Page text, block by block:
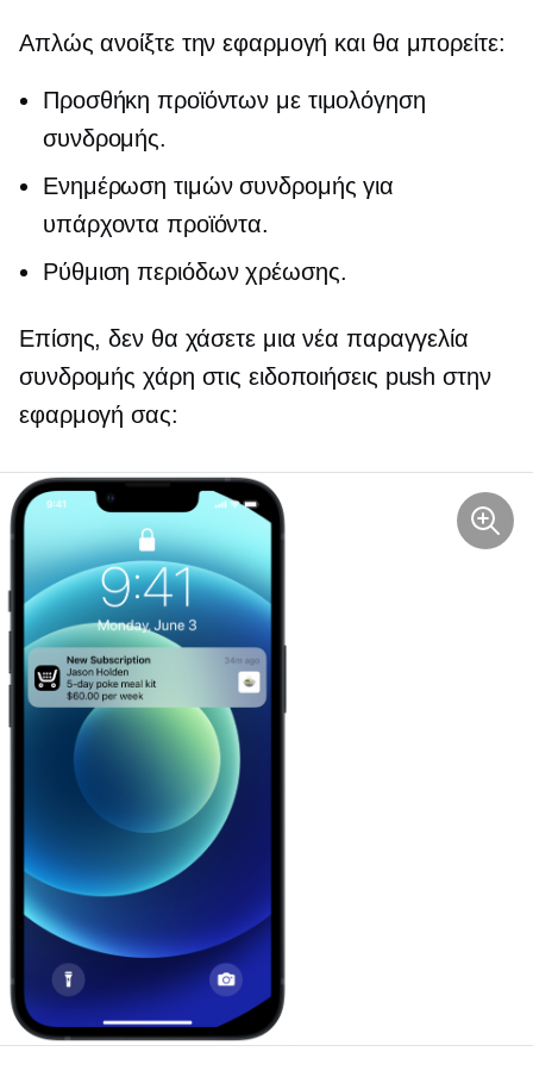
Απλώς ανοίξτε την εφαρμογή και θα μπορείτε:
Προσθήκη προϊόντων με τιμολόγηση
συνδρομής.
Ενημέρωση τιμών συνδρομής για
υπάρχοντα προϊόντα.
Ρύθμιση περιόδων χρέωσης.
Επίσης, δεν θα χάσετε μια νέα παραγγελία
συνδρομής χάρη στις ειδοποιήσεις push στην
εφαρμογή σας: